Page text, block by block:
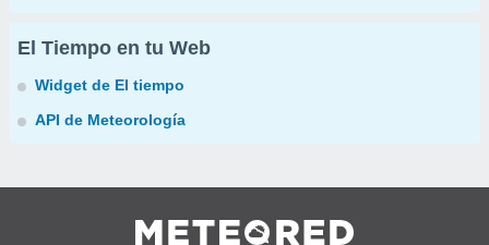
El Tiempo en tu Web
Widget de El tiempo
API de Meteorología